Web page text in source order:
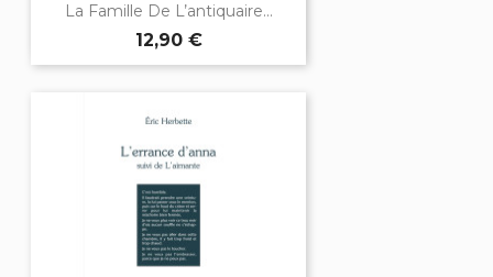
La Famille De L’antiquaire...
12,90 €